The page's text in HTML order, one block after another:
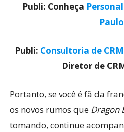
Publi: Conheça
Paulo
Publi: Consultoria de CRM
Diretor de
Portanto, se você é fã da
os novos rumos que Dragon
tomando, continue